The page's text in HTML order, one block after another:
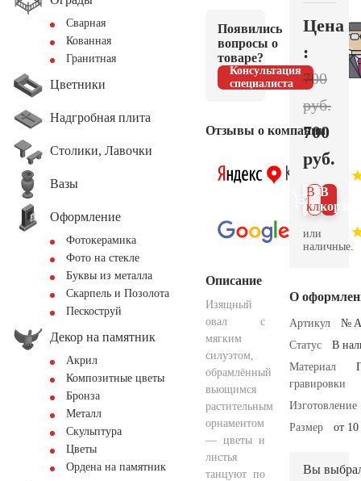
Сварная
Кованная
Гранитная
Цветники
Надгробная плита
Столики, Лавочки
Вазы
Оформление
Фотокерамика
Фото на стекле
Буквы из металла
Скарпель и Позолота
Пескоструй
Декор на памятник
Акрил
Композитные цветы
Бронза
Металл
Скульптура
Цветы
Ордена на памятник
Появились
вопросы о
товаре?
Консультация
специалиста
Отзывы о компании
Описание
Изящный
овал с
мягким
силуэтом,
обрамлённый
вьющимся
растительным
орнаментом
— цветы и
листья
танцуют по
Цена
:
700
руб.
700
руб.
В
В 1
клик
или
наличные.
О
Артикул
№
Статус
В
Материал
гравировки
Изготовление
Размер
от
Вы